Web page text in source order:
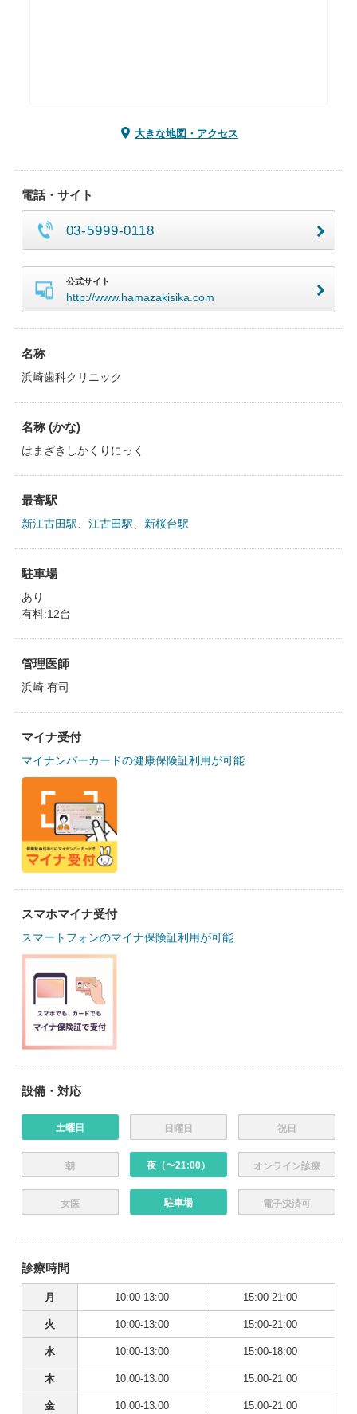
大きな地図・アクセス
電話・サイト
03-5999-0118
公式サイト
http://www.hamazakisika.com
名称
浜崎歯科クリニック
名称 (かな)
はまざきしかくりにっく
最寄駅
新江古田駅 江古田駅 新桜台駅
駐車場
あり
有料:12台
管理医師
浜崎 有司
マイナ受付
マイナンバーカードの健康保険証利用が可能
スマホマイナ受付
スマートフォンのマイナ保険証利用が可能
設備・対応
土曜日 日曜日 祝日
朝 夜（〜21:00） オンライン診療
女医 駐車場 電子決済可
診療時間
月 10:00-13:00 15:00-21:00
火 10:00-13:00 15:00-21:00
水 10:00-13:00 15:00-18:00
木 10:00-13:00 15:00-21:00
金 10:00-13:00 15:00-21:00